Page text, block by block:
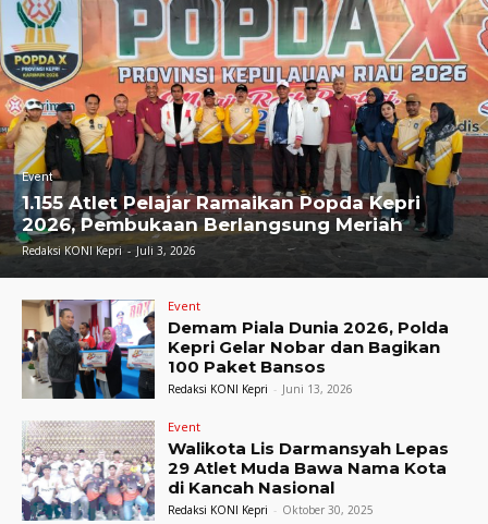
Event
1.155 Atlet Pelajar Ramaikan Popda Kepri
2026, Pembukaan Berlangsung Meriah
Redaksi KONI Kepri - Juli 3, 2026
Event
Demam Piala Dunia 2026, Polda
Kepri Gelar Nobar dan Bagikan
100 Paket Bansos
Redaksi KONI Kepri - Juni 13, 2026
Event
Walikota Lis Darmansyah Lepas
29 Atlet Muda Bawa Nama Kota
di Kancah Nasional
Redaksi KONI Kepri - Oktober 30, 2025